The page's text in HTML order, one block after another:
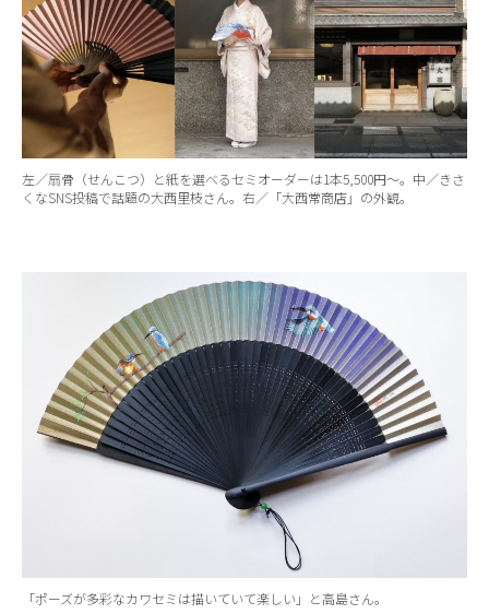
左／扇骨（せんこつ）と紙を選べるセミオーダーは1本5,500円〜。中／きさ
くなSNS投稿で話題の大西里枝さん。右／「大西常商店」の外観。
「ポーズが多彩なカワセミは描いていて楽しい」と高島さん。